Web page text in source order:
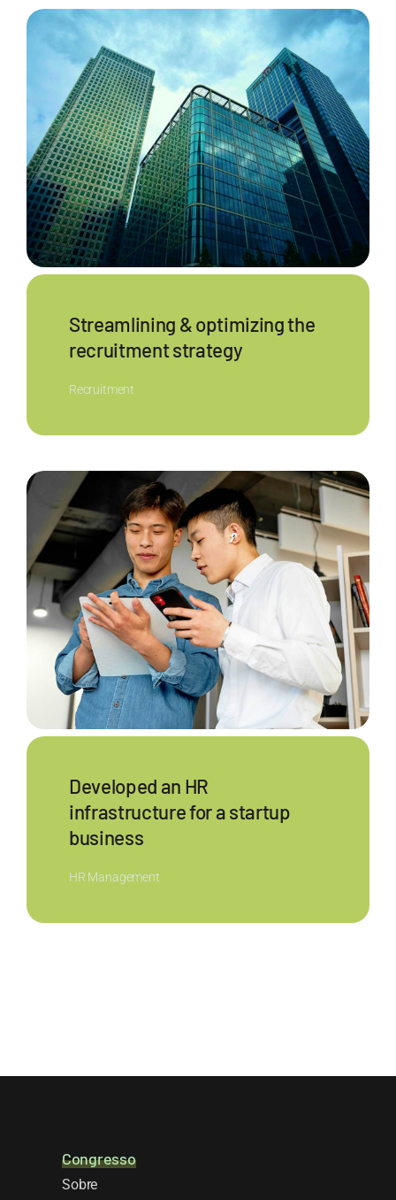
Streamlining & optimizing the
recruitment strategy
Recruitment
Developed an HR
infrastructure for a startup
business
HR Management
Congresso
Sobre